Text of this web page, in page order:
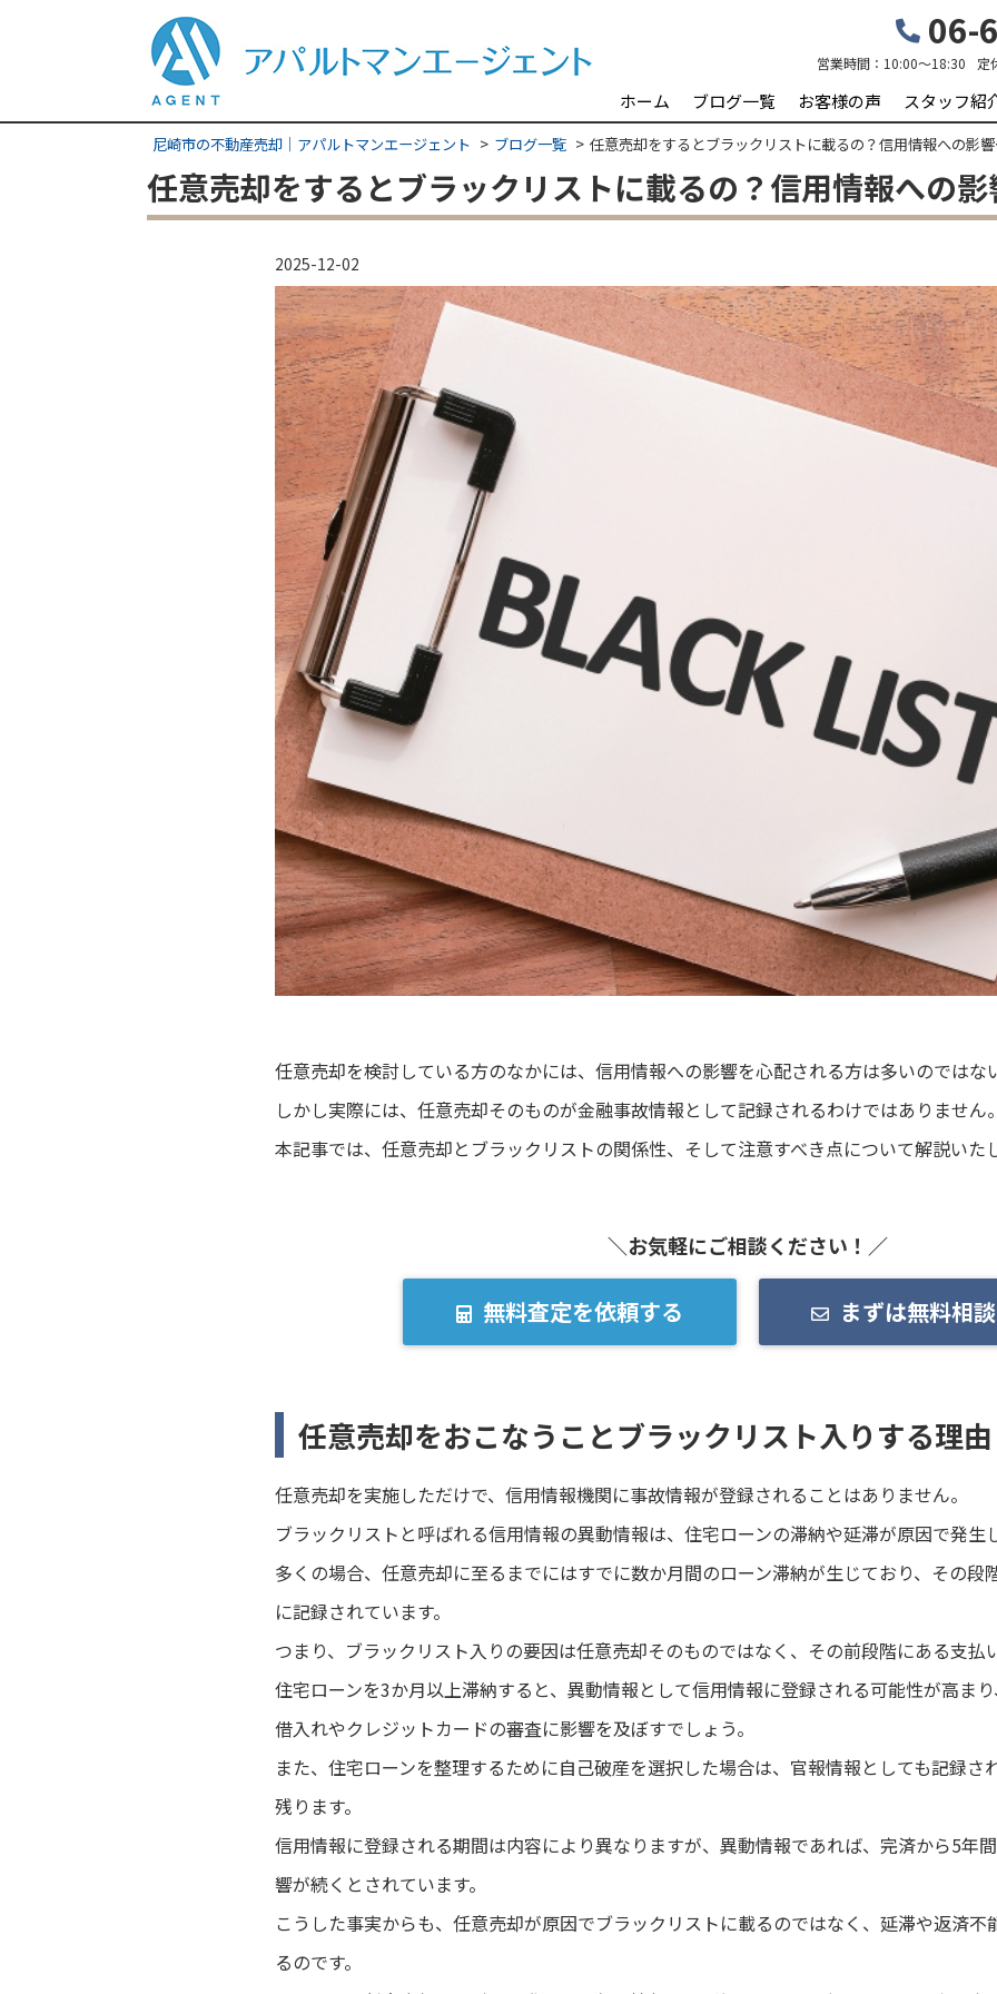
06-
営業時間： 10:00～18:30 定
ホーム ブログ一覧 お客様の声 スタッフ紹
尼崎市の不動産売却｜アパルトマンエージェント ブログ一覧 任意売却をするとブラックリストに載るの？信用情報への影
任意売却をするとブラックリストに載るの？信用情報への
2025-12-02
任意売却を検討している方のなかには、信用情報への影響を心配される方は多いのではな
しかし実際には、任意売却そのものが金融事故情報として記録されるわけではありません
本記事では、任意売却とブラックリストの関係性、そして注意すべき点について解説いた
＼お気軽にご相談ください！／
無料査定を依頼する まずは無料相
任意売却をおこなうことブラックリスト入りする理由
任意売却を実施しただけで、信用情報機関に事故情報が登録されることはありません。
ブラックリストと呼ばれる信用情報の異動情報は、住宅ローンの滞納や延滞が原因で発生
多くの場合、任意売却に至るまでにはすでに数か月間のローン滞納が生じており、その段
に記録されています。
つまり、ブラックリスト入りの要因は任意売却そのものではなく、その前段階にある支払
住宅ローンを3か月以上滞納すると、異動情報として信用情報に登録される可能性が高ま
借入れやクレジットカードの審査に影響を及ぼすでしょう。
また、住宅ローンを整理するために自己破産を選択した場合は、官報情報としても記録さ
残ります。
信用情報に登録される期間は内容により異なりますが、異動情報であれば、完済から5年
響が続くとされています。
こうした事実からも、任意売却が原因でブラックリストに載るのではなく、延滞や返済
るのです。